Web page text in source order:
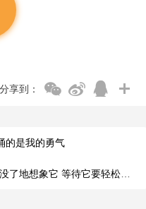
分享到：
的是我的勇气
地想象它 等待它要轻松一些